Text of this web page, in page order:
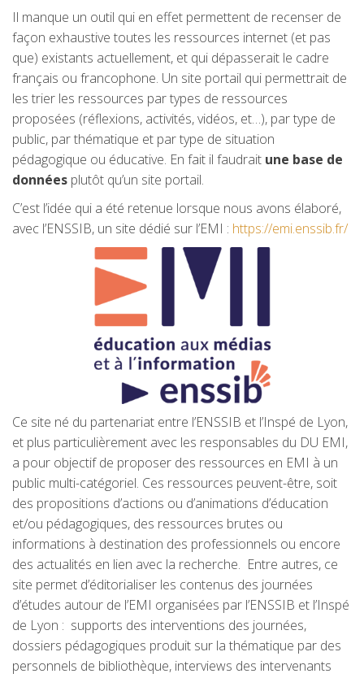
Il manque un outil qui en effet permettent de recenser de
façon exhaustive toutes les ressources internet (et pas
que) existants actuellement, et qui dépasserait le cadre
français ou francophone. Un site portail qui permettrait de
les trier les ressources par types de ressources
proposées (réflexions, activités, vidéos, et…), par type de
public, par thématique et par type de situation
pédagogique ou éducative. En fait il faudrait une base de
données plutôt qu’un site portail.
C’est l’idée qui a été retenue lorsque nous avons élaboré,
avec l’ENSSIB, un site dédié sur l’EMI : https://emi.enssib.fr/
Ce site né du partenariat entre l’ENSSIB et l’Inspé de Lyon,
et plus particulièrement avec les responsables du DU EMI,
a pour objectif de proposer des ressources en EMI à un
public multi-catégoriel. Ces ressources peuvent-être, soit
des propositions d’actions ou d’animations d’éducation
et/ou pédagogiques, des ressources brutes ou
informations à destination des professionnels ou encore
des actualités en lien avec la recherche. Entre autres, ce
site permet d’éditorialiser les contenus des journées
d’études autour de l’EMI organisées par l’ENSSIB et l’Inspé
de Lyon : supports des interventions des journées,
dossiers pédagogiques produit sur la thématique par des
personnels de bibliothèque, interviews des intervenants